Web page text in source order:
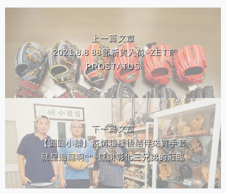
上一篇文章
2021.8.8 88節新貨入荷~ZETT
PROSTATUS
下一篇文章
【圓圓小舖】疫情趨緩後結伴來買手套
就是過癮啊^^~感謝彰化三兄弟的蒞臨